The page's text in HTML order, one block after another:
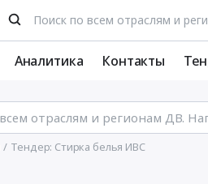
Аналитика Контакты
Тендер: Стирка белья ИВС